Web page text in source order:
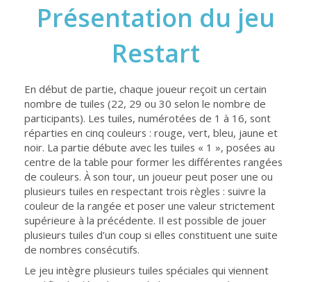
Présentation du jeu
Restart
En début de partie, chaque joueur reçoit un certain
nombre de tuiles (22, 29 ou 30 selon le nombre de
participants). Les tuiles, numérotées de 1 à 16, sont
réparties en cinq couleurs : rouge, vert, bleu, jaune et
noir. La partie débute avec les tuiles « 1 », posées au
centre de la table pour former les différentes rangées
de couleurs. À son tour, un joueur peut poser une ou
plusieurs tuiles en respectant trois règles : suivre la
couleur de la rangée et poser une valeur strictement
supérieure à la précédente. Il est possible de jouer
plusieurs tuiles d’un coup si elles constituent une suite
de nombres consécutifs.
Le jeu intègre plusieurs tuiles spéciales qui viennent